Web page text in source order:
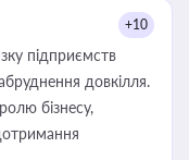
+10
підприємств
довкілля.
бізнесу,